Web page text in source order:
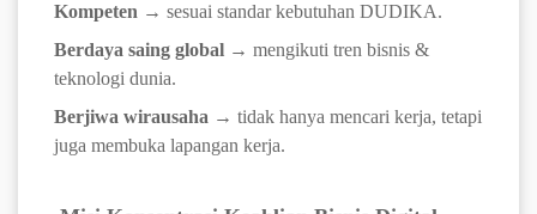
Kompeten → sesuai standar kebutuhan DUDIKA.
Berdaya saing global → mengikuti tren bisnis &
teknologi dunia.
Berjiwa wirausaha → tidak hanya mencari kerja, tetapi
juga membuka lapangan kerja.